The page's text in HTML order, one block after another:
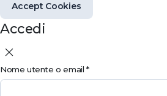
Accept Cookies
Accedi
Nome utente o email *